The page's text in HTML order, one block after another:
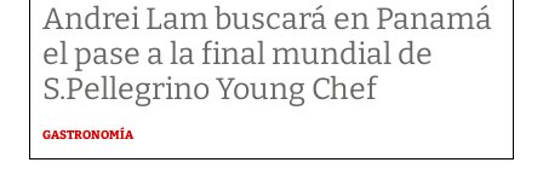
Andrei Lam buscará en Panamá
el pase a la final mundial de
S.Pellegrino Young Chef
GASTRONOMÍA